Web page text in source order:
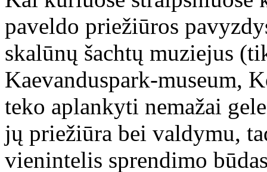
paveldo priežiūros
skalūnų šachtų muziejus
Kaevanduspark-museum,
teko aplankyti nemažai
jų priežiūra bei valdymu,
vienintelis sprendimo